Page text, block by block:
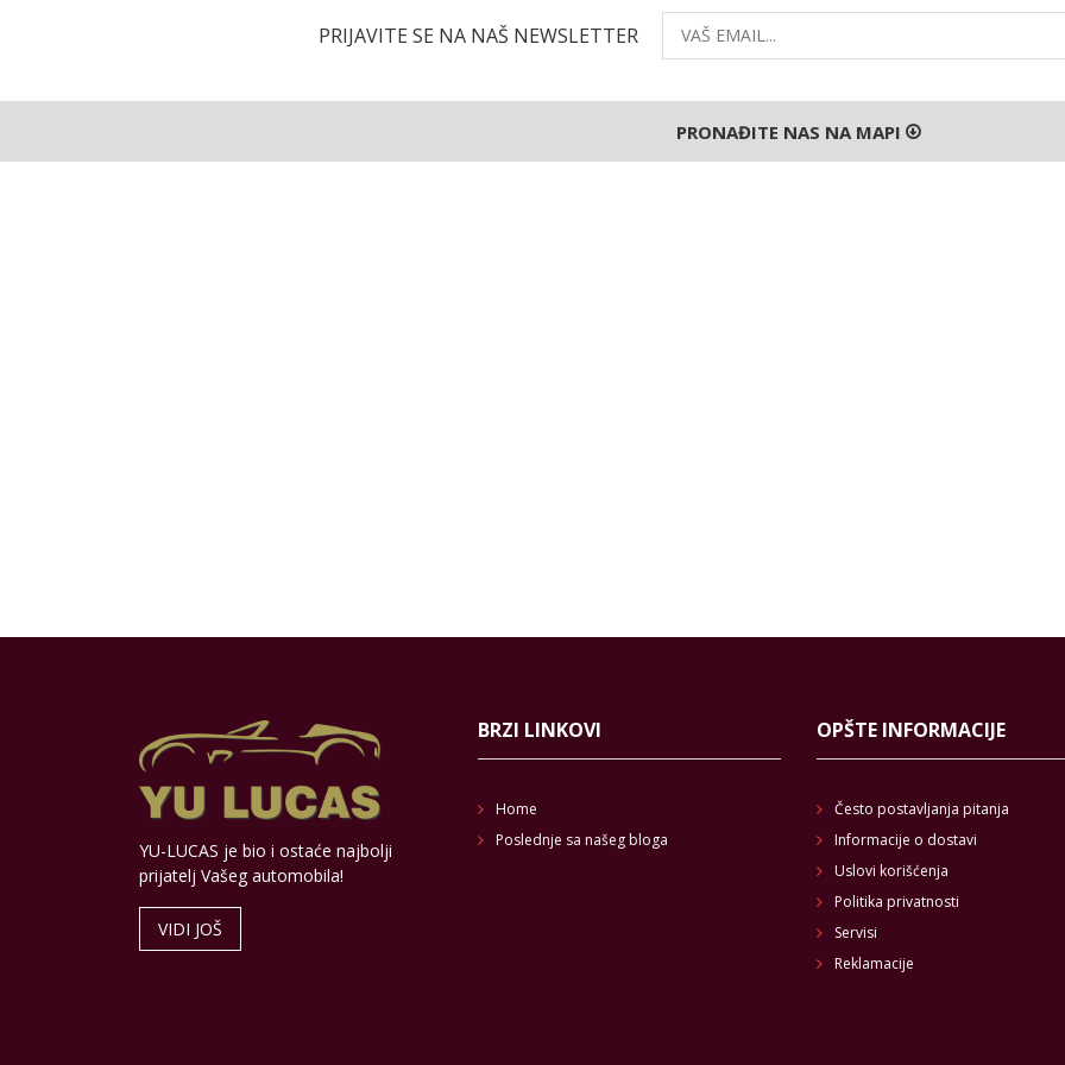
PRIJAVITE SE NA NAŠ NEWSLETTER
PRONAĐITE NAS NA MAPI
YU-LUCAS je bio i ostaće najbolji
prijatelj Vašeg automobila!
VIDI JOŠ
BRZI LINKOVI
Home
Poslednje sa našeg bloga
OPŠTE INFORMACIJE
Često postavljanja pitanja
Informacije o dostavi
Uslovi korišćenja
Politika privatnosti
Servisi
Reklamacije